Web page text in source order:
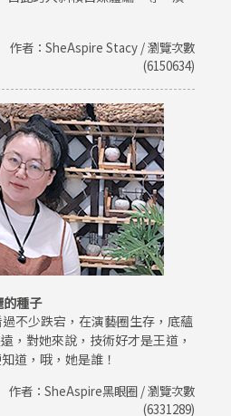
作者：SheAspire Stacy / 瀏覽次數
(6150634)
的種子
不少跌宕，在演藝圈生存，底蘊
，對她來說，技術好才是王道，
道，哦，她是誰！
作者：SheAspire黑眼圈 / 瀏覽次數
(6331289)